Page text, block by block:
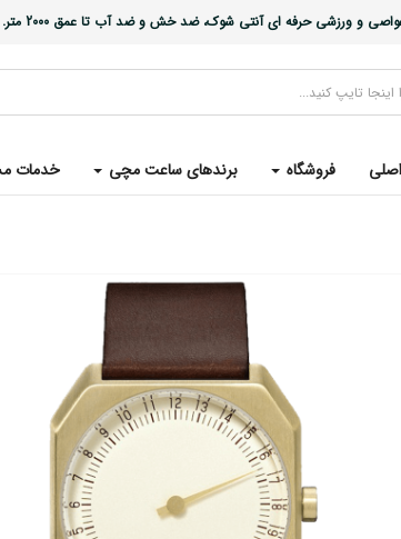
و ورزشی حرفه ای آنتی شوک، ضد خش و ضد آب تا عمق 2000 متر.
فروشگاه برندهای ساعت مچی خدمات